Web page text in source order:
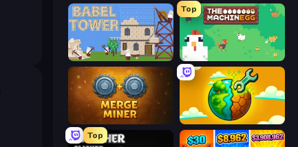
Babel Tower
Top
The MachinEGG
Merge Miner Land Explorers: Merge & Build
Top